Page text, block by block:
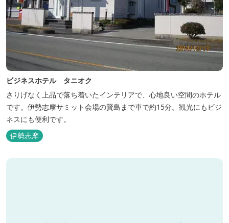
ビジネスホテル タニオク
さりげなく上品で落ち着いたインテリアで、心地良い空間のホテル
です。伊勢志摩サミット会場の賢島まで車で約15分。観光にもビジ
ネスにも便利です。
伊勢志摩